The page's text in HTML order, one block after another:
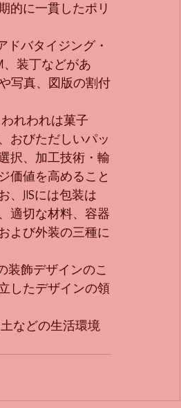
的に一貫したポリ
ドバタイジング・
装丁などがあ
写真、図版の割付
われわれは菓子
おびただしいパッ
択、加工技術・輸
価値を高めること
、JISには包装は
適切な材料、容器
よび外装の三種に
装飾デザインのこ
したデザインの領
土などの生活環境